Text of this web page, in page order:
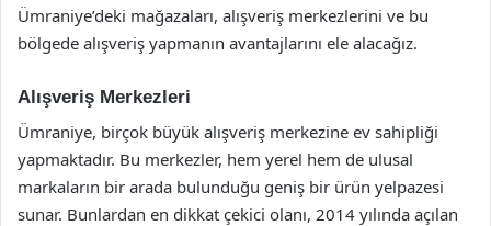
Ümraniye’deki mağazaları, alışveriş merkezlerini ve bu
bölgede alışveriş yapmanın avantajlarını ele alacağız.
Alışveriş Merkezleri
Ümraniye, birçok büyük alışveriş merkezine ev sahipliği
yapmaktadır. Bu merkezler, hem yerel hem de ulusal
markaların bir arada bulunduğu geniş bir ürün yelpazesi
sunar. Bunlardan en dikkat çekici olanı, 2014 yılında açılan